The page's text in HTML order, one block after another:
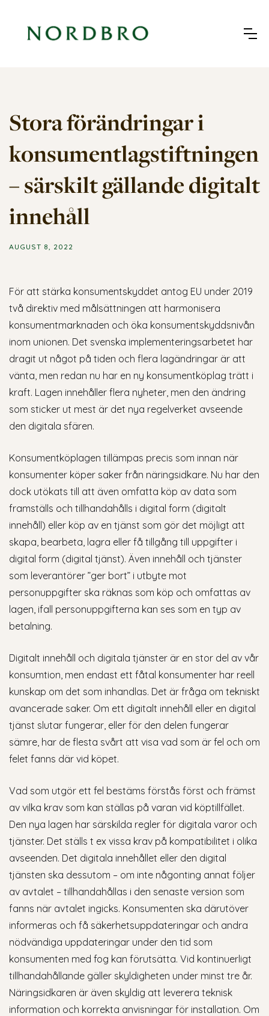
Stora förändringar i
konsumentlagstiftningen
– särskilt gällande digitalt
innehåll
AUGUST 8, 2022
För att stärka konsumentskyddet antog EU under 2019
två direktiv med målsättningen att harmonisera
konsumentmarknaden och öka konsumentskyddsnivån
inom unionen. Det svenska implementeringsarbetet har
dragit ut något på tiden och flera lagändringar är att
vänta, men redan nu har en ny konsumentköplag trätt i
kraft. Lagen innehåller flera nyheter, men den ändring
som sticker ut mest är det nya regelverket avseende
den digitala sfären.
Konsumentköplagen tillämpas precis som innan när
konsumenter köper saker från näringsidkare. Nu har den
dock utökats till att även omfatta köp av data som
framställs och tillhandahålls i digital form (digitalt
innehåll) eller köp av en tjänst som gör det möjligt att
skapa, bearbeta, lagra eller få tillgång till uppgifter i
digital form (digital tjänst). Även innehåll och tjänster
som leverantörer ”ger bort” i utbyte mot
personuppgifter ska räknas som köp och omfattas av
lagen, ifall personuppgifterna kan ses som en typ av
betalning.
Digitalt innehåll och digitala tjänster är en stor del av vår
konsumtion, men endast ett fåtal konsumenter har reell
kunskap om det som inhandlas. Det är fråga om tekniskt
avancerade saker. Om ett digitalt innehåll eller en digital
tjänst slutar fungerar, eller för den delen fungerar
sämre, har de flesta svårt att visa vad som är fel och om
felet fanns där vid köpet.
Vad som utgör ett fel bestäms förstås först och främst
av vilka krav som kan ställas på varan vid köptillfället.
Den nya lagen har särskilda regler för digitala varor och
tjänster. Det ställs t ex vissa krav på kompatibilitet i olika
avseenden. Det digitala innehållet eller den digital
tjänsten ska dessutom – om inte någonting annat följer
av avtalet – tillhandahållas i den senaste version som
fanns när avtalet ingicks. Konsumenten ska därutöver
informeras och få säkerhetsuppdateringar och andra
nödvändiga uppdateringar under den tid som
konsumenten med fog kan förutsätta. Vid kontinuerligt
tillhandahållande gäller skyldigheten under minst tre år.
Näringsidkaren är även skyldig att leverera teknisk
information och korrekta anvisningar för installation. Om